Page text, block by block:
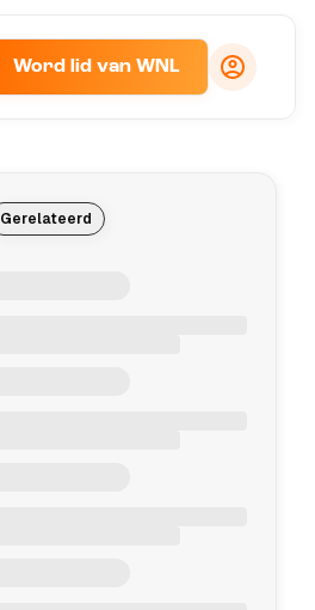
Word lid van WNL
Gerelateerd